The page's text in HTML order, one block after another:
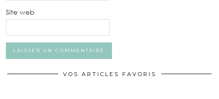
Site web
VOS ARTICLES FAVORIS